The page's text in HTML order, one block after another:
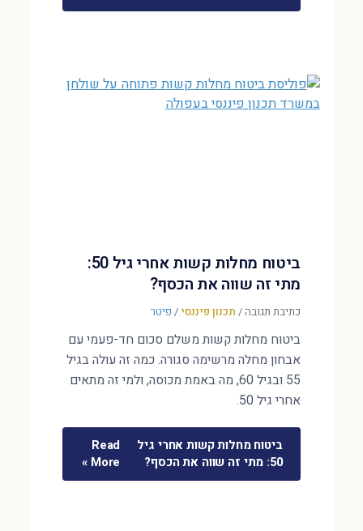
ביטוח מחלות קשות אחרי גיל 50:
מתי זה שווה את הכסף?
כתיבת תגובה/ תכנון פיננסי/ פיטר
ביטוח מחלות קשות משלם סכום חד-פעמי עם
אבחון מחלה מרשימה סגורה. כמה זה עולה בגיל
55 ובגיל 60, מה באמת מכוסה, ולמי זה מתאים
אחרי גיל 50.
ביטוח מחלות קשות אחרי גיל
50: מתי זה שווה את הכסף?
Read
More »